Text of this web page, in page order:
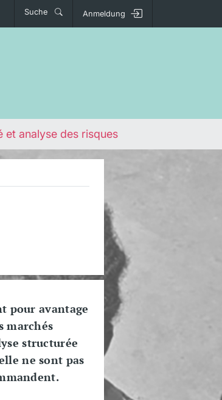
Suche Anmeldung
et analyse des risques
pour avantage
marchés
structurée
ne sont pas